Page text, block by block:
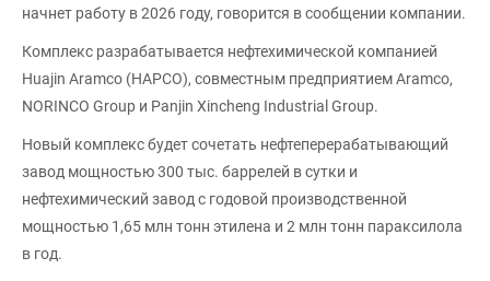
начнет работу в 2026 году, говорится в сообщении компании.
Комплекс разрабатывается нефтехимической компанией
Huajin Aramco (HAPCO), совместным предприятием Aramco,
NORINCO Group и Panjin Xincheng Industrial Group.
Новый комплекс будет сочетать нефтеперерабатывающий
завод мощностью 300 тыс. баррелей в сутки и
нефтехимический завод с годовой производственной
мощностью 1,65 млн тонн этилена и 2 млн тонн параксилола
в год.